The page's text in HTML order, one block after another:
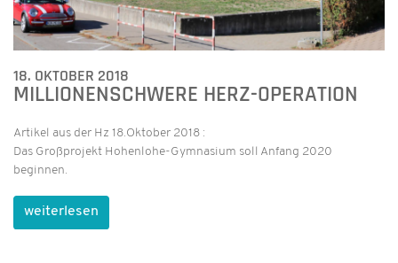
18. OKTOBER 2018
MILLIONENSCHWERE HERZ-OPERATION
Artikel aus der Hz 18.Oktober 2018 :
Das Großprojekt Hohenlohe-Gymnasium soll Anfang 2020
beginnen.
weiterlesen